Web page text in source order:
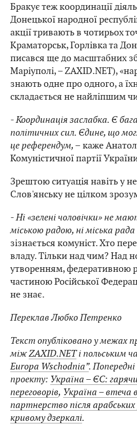
Бракує теж координації
Донецької народної
акції тривають в чотирьох
Краматорськ, Горлівка та
писався ще до масштабних
Маріуполі, – ZAXID.NET),
знають одне про одного, а
складається не найліпшим
- Координація заслабка. Є
політичних сил. Єдине, що
це референдум, – каже
Комуністичної партії
Зрештою ситуація навіть у
Слов'янську не цілком
- Ні «зелені чоловічки» не
міською радою, ні міська
зізнається комуніст. Хто
владу. Тільки над чим? Над
утворенням, федеративною
частиною Російської
не знає.
Переклав Любко Петренко
Текст опубліковано у межах
міжZAXID.NETі польським
Europa Wschodnia”.
проекту: Україна – ЄС:
переговорів, Україна – втеча
партнерство після арабських
кривому дзеркалі.